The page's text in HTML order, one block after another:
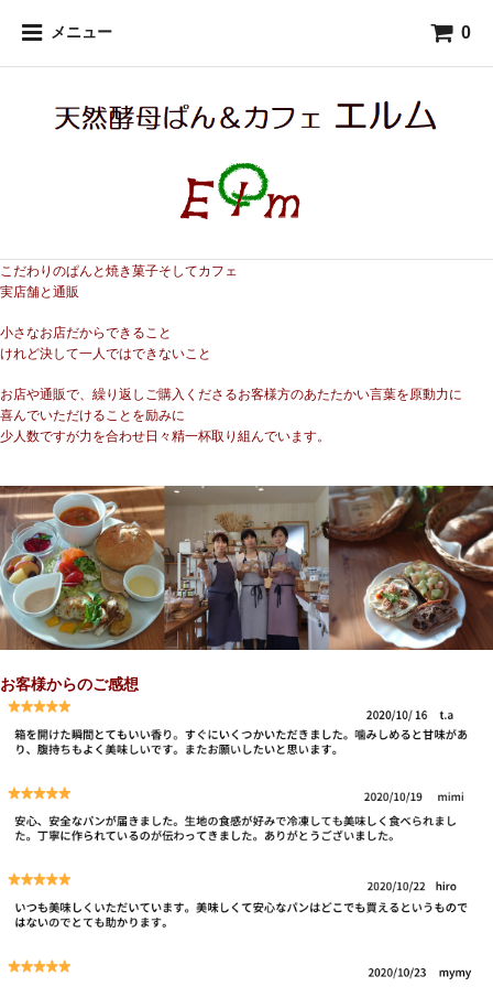
メニュー 0
こだわりのぱんと焼き菓子そしてカフェ
実店舗と通販
小さなお店だからできること
けれど決して一人ではできないこと
お店や通販で、繰り返しご購入くださるお客様方のあたたかい言葉を原動力に
喜んでいただけることを励みに
少人数ですが力を合わせ日々精一杯取り組んでいます。
お客様からのご感想